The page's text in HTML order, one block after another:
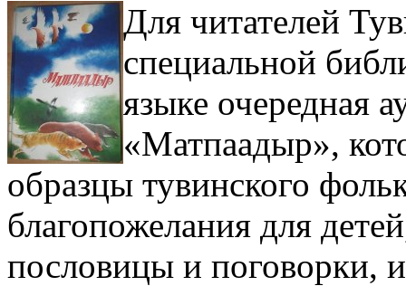
Для читателей
специальной
языке очередная
«Матпаадыр»,
образцы тувинского
благопожелания для
пословицы и поговорки,